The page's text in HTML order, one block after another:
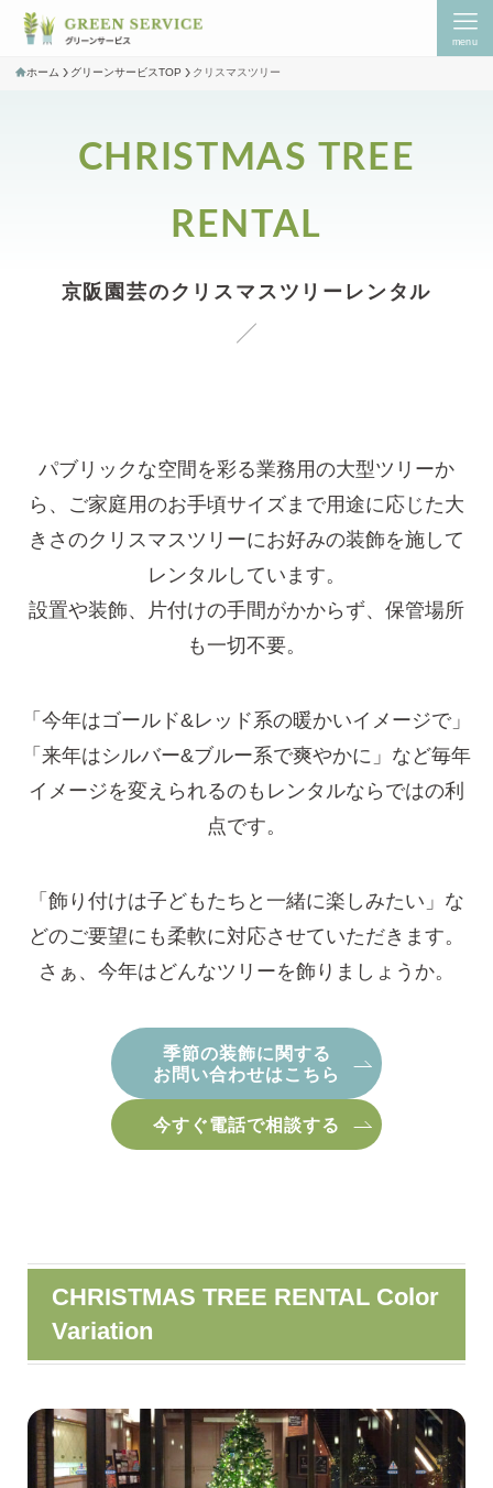
menu
ホーム グリーンサービスTOP クリスマスツリー
CHRISTMAS TREE
RENTAL
京阪園芸のクリスマスツリーレンタル
パブリックな空間を彩る業務用の大型ツリーか
ら、ご家庭用のお手頃サイズまで用途に応じた大
きさのクリスマスツリーにお好みの装飾を施して
レンタルしています。
設置や装飾、片付けの手間がかからず、保管場所
も一切不要。
「今年はゴールド&レッド系の暖かいイメージで」
「来年はシルバー&ブルー系で爽やかに」など毎年
イメージを変えられるのもレンタルならではの利
点です。
「飾り付けは子どもたちと一緒に楽しみたい」な
どのご要望にも柔軟に対応させていただきます。
さぁ、今年はどんなツリーを飾りましょうか。
季節の装飾に関する
お問い合わせはこちら
今すぐ電話で相談する
CHRISTMAS TREE RENTAL Color
Variation